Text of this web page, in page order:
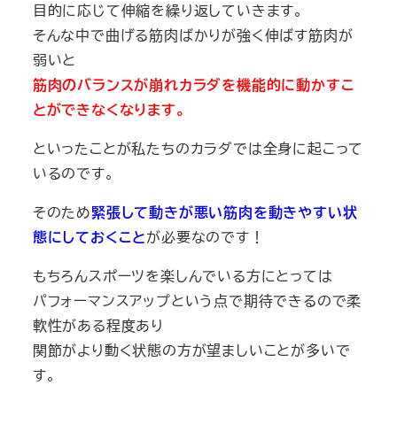
目的に応じて伸縮を繰り返していきます。
そんな中で曲げる筋肉ばかりが強く伸ばす筋肉が
弱いと
筋肉のバランスが崩れカラダを機能的に動かすこ
とができなくなります。
といったことが私たちのカラダでは全身に起こって
いるのです。
そのため緊張して動きが悪い筋肉を動きやすい状
態にしておくことが必要なのです！
もちろんスポーツを楽しんでいる方にとっては
パフォーマンスアップという点で期待できるので柔
軟性がある程度あり
関節がより動く状態の方が望ましいことが多いで
す。